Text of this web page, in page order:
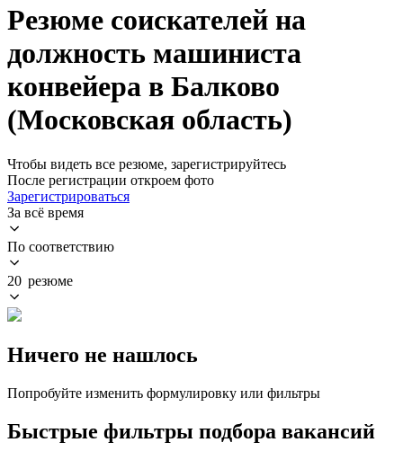
Резюме соискателей на
должность машиниста
конвейера в Балково
(Московская область)
Чтобы видеть все резюме, зарегистрируйтесь
После регистрации откроем фото
Зарегистрироваться
За всё время
По соответствию
20 резюме
Ничего не нашлось
Попробуйте изменить формулировку или фильтры
Быстрые фильтры подбора вакансий